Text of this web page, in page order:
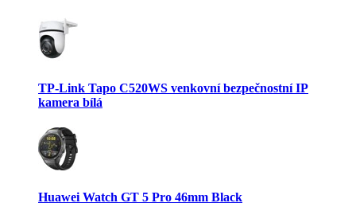
TP-Link Tapo C520WS venkovní bezpečnostní IP
kamera bílá
Huawei Watch GT 5 Pro 46mm Black